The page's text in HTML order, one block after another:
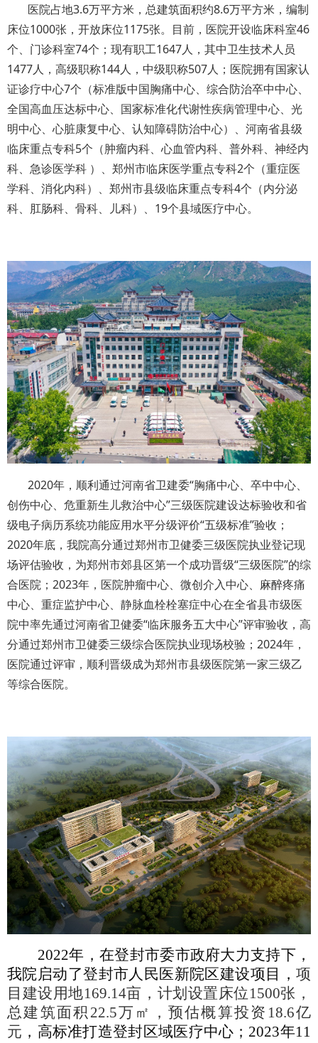
医院占地3.6万平方米，总建筑面积约8.6万平方米，编制
床位1000张，开放床位1175张。目前，医院开设临床科室46
个、门诊科室74个；现有职工1647人，其中卫生技术人员
1477人，高级职称144人，中级职称507人；医院拥有国家认
证诊疗中心7个（标准版中国胸痛中心、综合防治卒中中心、
全国高血压达标中心、国家标准化代谢性疾病管理中心、光
明中心、心脏康复中心、认知障碍防治中心）、河南省县级
临床重点专科5个（肿瘤内科、心血管内科、普外科、神经内
科、急诊医学科 ）、郑州市临床医学重点专科2个（重症医
学科、消化内科）、郑州市县级临床重点专科4个（内分泌
科、肛肠科、骨科、儿科）、19个县域医疗中心。
2020年，顺利通过河南省卫建委“胸痛中心、卒中中心、
创伤中心、危重新生儿救治中心”三级医院建设达标验收和省
级电子病历系统功能应用水平分级评价“五级标准”验收；
2020年底，我院高分通过郑州市卫健委三级医院执业登记现
场评估验收，为郑州市郊县区第一个成功晋级“三级医院”的综
合医院；2023年，医院肿瘤中心、微创介入中心、麻醉疼痛
中心、重症监护中心、静脉血栓栓塞症中心在全省县市级医
院中率先通过河南省卫健委“临床服务五大中心”评审验收，高
分通过郑州市卫健委三级综合医院执业现场校验；2024年，
医院通过评审，顺利晋级成为郑州市县级医院第一家三级乙
等综合医院。
2022年，在登封市委市政府大力支持下，
我院启动了登封市人民医新院区建设项目， 项
目建设用地169.14亩，计划设置床位1500张，
总建筑面积22.5万㎡，预估概算投资18.6亿
元 ，高标准打造登封区域医疗中心； 2023年11